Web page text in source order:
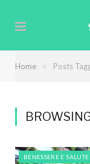
Home » Posts
BENESSERE E SALUTE